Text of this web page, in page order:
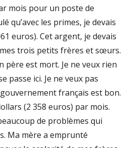
mois pour un poste de
qu’avec les primes, je devais
euros). Cet argent, je devais
mes trois petits frères et sœurs.
père est mort. Je ne veux rien
passe ici. Je ne veux pas
français est bon.
(2 358 euros) par mois.
de problèmes qui
Ma mère a emprunté